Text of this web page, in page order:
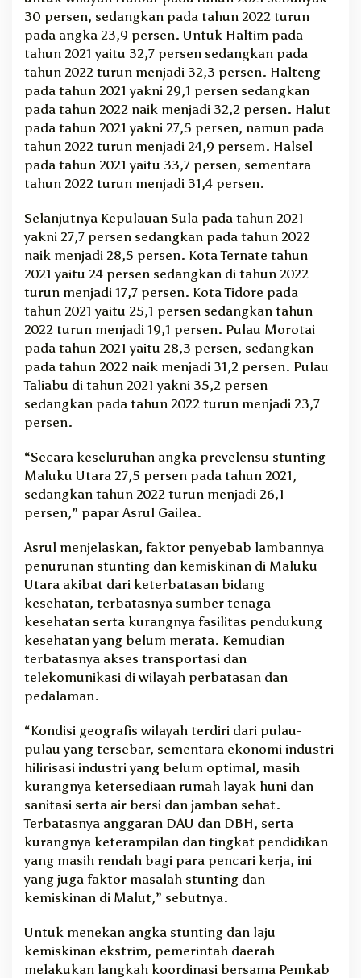
30 persen, sedangkan pada tahun 2022 turun
pada angka 23,9 persen. Untuk Haltim pada
tahun 2021 yaitu 32,7 persen sedangkan pada
tahun 2022 turun menjadi 32,3 persen. Halteng
pada tahun 2021 yakni 29,1 persen sedangkan
pada tahun 2022 naik menjadi 32,2 persen. Halut
pada tahun 2021 yakni 27,5 persen, namun pada
tahun 2022 turun menjadi 24,9 persem. Halsel
pada tahun 2021 yaitu 33,7 persen, sementara
tahun 2022 turun menjadi 31,4 persen.
Selanjutnya Kepulauan Sula pada tahun 2021
yakni 27,7 persen sedangkan pada tahun 2022
naik menjadi 28,5 persen. Kota Ternate tahun
2021 yaitu 24 persen sedangkan di tahun 2022
turun menjadi 17,7 persen. Kota Tidore pada
tahun 2021 yaitu 25,1 persen sedangkan tahun
2022 turun menjadi 19,1 persen. Pulau Morotai
pada tahun 2021 yaitu 28,3 persen, sedangkan
pada tahun 2022 naik menjadi 31,2 persen. Pulau
Taliabu di tahun 2021 yakni 35,2 persen
sedangkan pada tahun 2022 turun menjadi 23,7
persen.
“Secara keseluruhan angka prevelensu stunting
Maluku Utara 27,5 persen pada tahun 2021,
sedangkan tahun 2022 turun menjadi 26,1
persen,” papar Asrul Gailea.
Asrul menjelaskan, faktor penyebab lambannya
penurunan stunting dan kemiskinan di Maluku
Utara akibat dari keterbatasan bidang
kesehatan, terbatasnya sumber tenaga
kesehatan serta kurangnya fasilitas pendukung
kesehatan yang belum merata. Kemudian
terbatasnya akses transportasi dan
telekomunikasi di wilayah perbatasan dan
pedalaman.
“Kondisi geografis wilayah terdiri dari pulau-
pulau yang tersebar, sementara ekonomi industri
hilirisasi industri yang belum optimal, masih
kurangnya ketersediaan rumah layak huni dan
sanitasi serta air bersi dan jamban sehat.
Terbatasnya anggaran DAU dan DBH, serta
kurangnya keterampilan dan tingkat pendidikan
yang masih rendah bagi para pencari kerja, ini
yang juga faktor masalah stunting dan
kemiskinan di Malut,” sebutnya.
Untuk menekan angka stunting dan laju
kemiskinan ekstrim, pemerintah daerah
melakukan langkah koordinasi bersama Pemkab